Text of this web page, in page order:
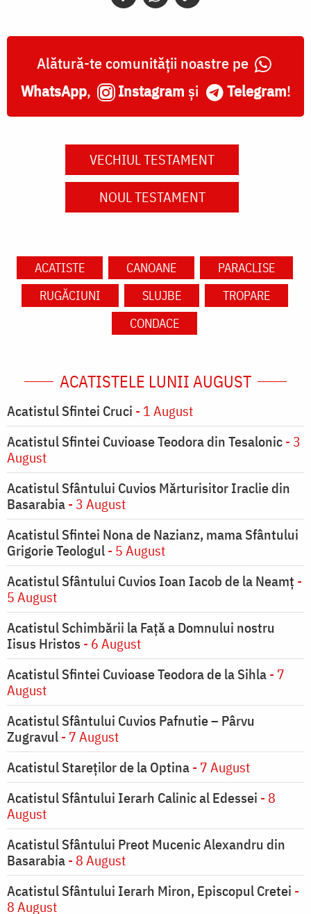
Alătură-te comunității noastre pe
WhatsApp, Instagram și Telegram!
VECHIUL TESTAMENT
NOUL TESTAMENT
ACATISTE CANOANE
PARACLISE
RUGĂCIUNI
SLUJBE
TROPARE
CONDACE
ACATISTELE LUNII AUGUST
Acatistul Sfintei Cruci - 1 August
Acatistul Sfintei Cuvioase Teodora din Tesalonic- 3
August
Acatistul Sfântului Cuvios Mărturisitor Iraclie din
Basarabia- 3 August
Acatistul Sfintei Nona de Nazianz, mama Sfântului
Grigorie Teologul- 5 August
Acatistul Sfântului Cuvios Ioan Iacob de la Neamț -
5 August
Acatistul Schimbării la Faţă a Domnului nostru
Iisus Hristos - 6 August
Acatistul Sfintei Cuvioase Teodora de la Sihla- 7
August
Acatistul Sfântului Cuvios Pafnutie – Pârvu
Zugravul- 7 August
Acatistul Stareţilor de la Optina- 7 August
Acatistul Sfântului Ierarh Calinic al Edessei - 8
August
Acatistul Sfântului Preot Mucenic Alexandru din
Basarabia- 8 August
Acatistul Sfântului Ierarh Miron, Episcopul Cretei -
8 August